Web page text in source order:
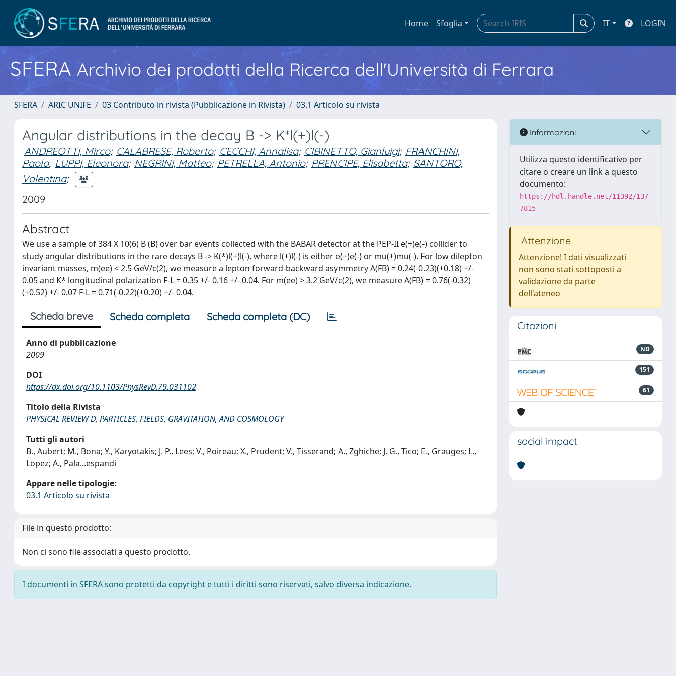
Home Sfoglia IT LOGIN
SFERA Archivio dei prodotti della Ricerca dell'Università di Ferrara
SFERA ARIC UNIFE 03 Contributo in rivista (Pubblicazione in Rivista) 03.1 Articolo su rivista
Angular distributions in the decay B -> K*l(+)l(-)
ANDREOTTI, Mirco; CALABRESE, Roberto; CECCHI, Annalisa; CIBINETTO, Gianluigi; FRANCHINI,
Paolo; LUPPI, Eleonora; NEGRINI, Matteo; PETRELLA, Antonio; PRENCIPE, Elisabetta; SANTORO,
Valentina;
2009
Abstract
We use a sample of 384 X 10(6) B (B) over bar events collected with the BABAR detector at the PEP-II e(+)e(-) collider to
study angular distributions in the rare decays B -> K(*)l(+)l(-), where l(+)l(-) is either e(+)e(-) or mu(+)mu(-). For low dilepton
invariant masses, m(ee) < 2.5 GeV/c(2), we measure a lepton forward-backward asymmetry A(FB) = 0.24(-0.23)(+0.18) +/-
0.05 and K* longitudinal polarization F-L = 0.35 +/- 0.16 +/- 0.04. For m(ee) > 3.2 GeV/c(2), we measure A(FB) = 0.76(-0.32)
(+0.52) +/- 0.07 F-L = 0.71(-0.22)(+0.20) +/- 0.04.
Scheda breve Scheda completa Scheda completa (DC)
Anno di pubblicazione
2009
DOI
https://dx.doi.org/10.1103/PhysRevD.79.031102
Titolo della Rivista
PHYSICAL REVIEW D, PARTICLES, FIELDS, GRAVITATION, AND COSMOLOGY
Tutti gli autori
B., Aubert; M., Bona; Y., Karyotakis; J. P., Lees; V., Poireau; X., Prudent; V., Tisserand; A., Zghiche; J. G., Tico; E., Grauges; L.,
Lopez; A., Pala...espandi
Appare nelle tipologie:
03.1 Articolo su rivista
File in questo prodotto:
Non ci sono file associati a questo prodotto.
I documenti in SFERA sono protetti da copyright e tutti i diritti sono riservati, salvo diversa indicazione.
Informazioni
Utilizza questo identificativo per
citare o creare un link a questo
documento:
https://hdl.handle.net/11392/137
7815
Attenzione
Attenzione! I dati visualizzati
non sono stati sottoposti a
validazione da parte
dell'ateneo
Citazioni
ND
151
61
social impact